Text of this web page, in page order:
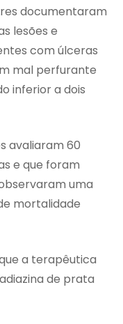
documentaram
lesões e
com úlceras
mal perfurante
inferior a dois
avaliaram 60
e que foram
uma
mortalidade
a terapêutica
de prata